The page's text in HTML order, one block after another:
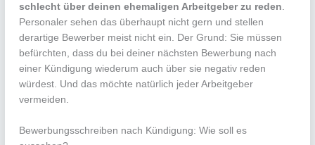
schlecht über deinen ehemaligen Arbeitgeber zu reden.
Personaler sehen das überhaupt nicht gern und stellen
derartige Bewerber meist nicht ein. Der Grund: Sie müssen
befürchten, dass du bei deiner nächsten Bewerbung nach
einer Kündigung wiederum auch über sie negativ reden
würdest. Und das möchte natürlich jeder Arbeitgeber
vermeiden.
Bewerbungsschreiben nach Kündigung: Wie soll es